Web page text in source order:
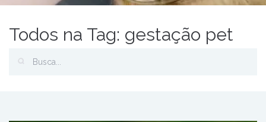
Todos na Tag: gestação pet